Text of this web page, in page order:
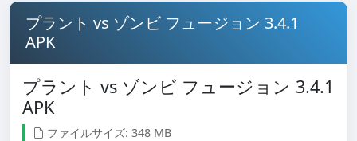
プラント vs ゾンビ フュージョン 3.4.1
APK
プラント vs ゾンビ フュージョン 3.4.1
APK
ファイルサイズ: 348 MB